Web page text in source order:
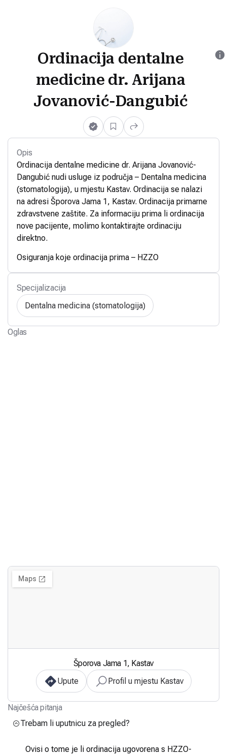
Ordinacija dentalne
medicine dr. Arijana
Jovanović-Dangubić
Opis
Ordinacija dentalne medicine dr. Arijana Jovanović-
Dangubić nudi usluge iz područja – Dentalna medicina
(stomatologija), u mjestu Kastav. Ordinacija se nalazi
na adresi Šporova Jama 1, Kastav. Ordinacija primarne
zdravstvene zaštite. Za informaciju prima li ordinacija
nove pacijente, molimo kontaktirajte ordinaciju
direktno.
Osiguranja koje ordinacija prima – HZZO
Specijalizacija
Dentalna medicina (stomatologija)
Oglas
Šporova Jama 1, Kastav
Upute
Profil u mjestu Kastav
Najčešća pitanja
Trebam li uputnicu za pregled?
Ovisi o tome je li ordinacija ugovorena s HZZO-